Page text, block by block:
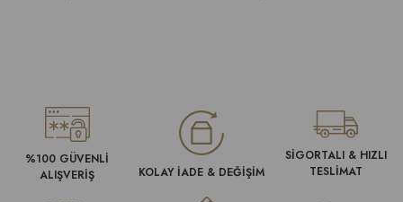
%100 GÜVENLİ
ALIŞVERİŞ
KOLAY İADE & DEĞİŞİM
SİGORTALI & HIZLI
TESLİMAT